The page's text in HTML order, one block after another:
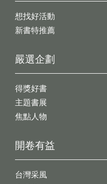
想找好活動
新書特推薦
開卷有益
台灣采風
嚴選企劃
得獎好書
主題書展
焦點人物